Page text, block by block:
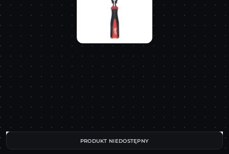
PRODUKT NIEDOSTĘPNY